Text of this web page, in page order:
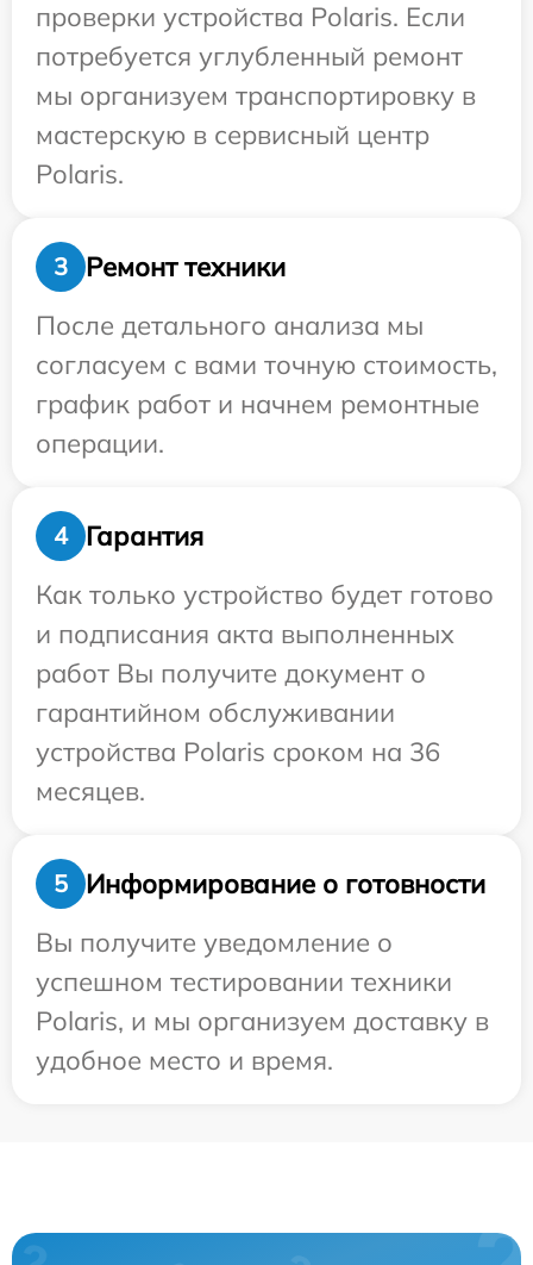
проверки устройства Polaris. Если
потребуется углубленный ремонт
мы организуем транспортировку в
мастерскую в сервисный центр
Polaris.
3
Ремонт техники
После детального анализа мы
согласуем с вами точную стоимость,
график работ и начнем ремонтные
операции.
4
Гарантия
Как только устройство будет готово
и подписания акта выполненных
работ Вы получите документ о
гарантийном обслуживании
устройства Polaris сроком на 36
месяцев.
5
Информирование о готовности
Вы получите уведомление о
успешном тестировании техники
Polaris, и мы организуем доставку в
удобное место и время.